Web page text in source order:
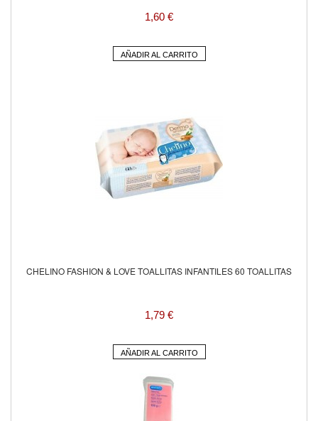
1,60 €
AÑADIR AL CARRITO
CHELINO FASHION & LOVE TOALLITAS INFANTILES 60 TOALLITAS
1,79 €
AÑADIR AL CARRITO